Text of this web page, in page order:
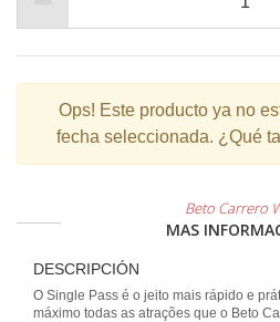
Ops! Este producto ya no
fecha seleccionada. ¿Qué
Beto Carrero
MAS
DESCRIPCIÓN
O Single Pass é o jeito mais rápido e
máximo todas as atrações que o Beto